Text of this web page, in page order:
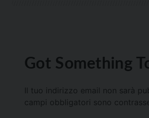
Got Something
Il tuo indirizzo email non sarà
campi obbligatori sono